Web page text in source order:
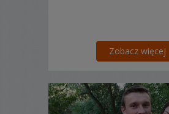
Zobacz więcej